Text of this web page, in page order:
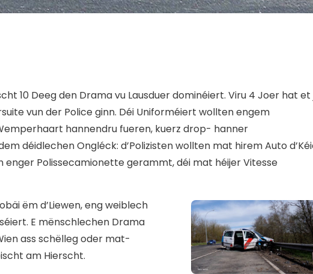
10 Deeg den Drama vu Lausduer dominéiert. Viru 4 Joer hat et
vun der Police ginn. Déi Uniforméiert wollten engem
hannendru fueren, kuerz drop- hanner
déidlechen Ongléck: d’Polizisten wollten mat hirem Auto
enger Polissecamionette gerammt, déi mat héijer Vitesse
ëm d’Liewen, eng weiblech
E mënschlechen Drama
ass schëlleg oder mat-
am Hierscht.